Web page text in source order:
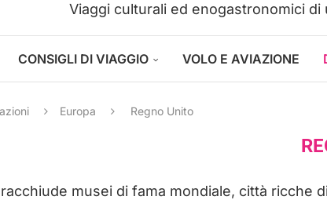
Viaggi culturali ed enogastronomici
CONSIGLI DI VIAGGIO VOLO E AVIAZIONE
Europa Regno Unito
musei di fama mondiale, città